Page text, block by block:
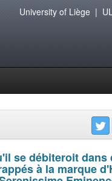
University of Liège|
se débiteroit
à la marque